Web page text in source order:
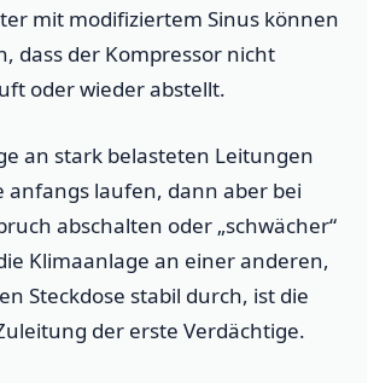
mit modifiziertem Sinus können
dass der Kompressor nicht
oder wieder abstellt.
an stark belasteten Leitungen
anfangs laufen, dann aber bei
abschalten oder „schwächer“
Klimaanlage an einer anderen,
Steckdose stabil durch, ist die
der erste Verdächtige.